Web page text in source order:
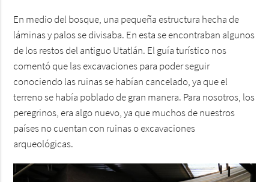
En medio del bosque, una pequeña estructura hecha de
láminas y palos se divisaba. En esta se encontraban algunos
de los restos del antiguo Utatlán. El guía turístico nos
comentó que las excavaciones para poder seguir
conociendo las ruinas se habían cancelado, ya que el
terreno se había poblado de gran manera. Para nosotros, los
peregrinos, era algo nuevo, ya que muchos de nuestros
países no cuentan con ruinas o excavaciones
arqueológicas.